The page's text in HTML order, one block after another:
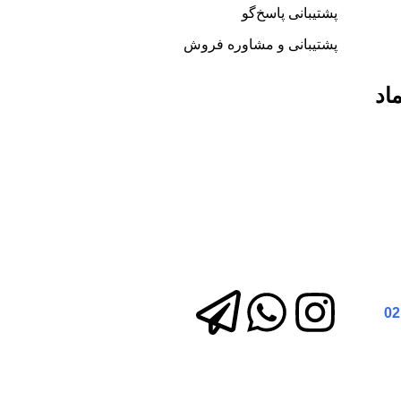
پشتیبانی پاسخ‌گو
پشتیبانی و مشاوره فروش